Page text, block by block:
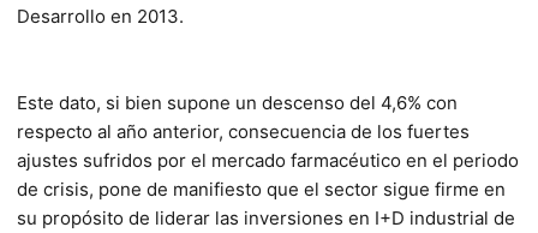
Desarrollo en 2013.
Este dato, si bien supone un descenso del 4,6% con
respecto al año anterior, consecuencia de los fuertes
ajustes sufridos por el mercado farmacéutico en el periodo
de crisis, pone de manifiesto que el sector sigue firme en
su propósito de liderar las inversiones en I+D industrial de